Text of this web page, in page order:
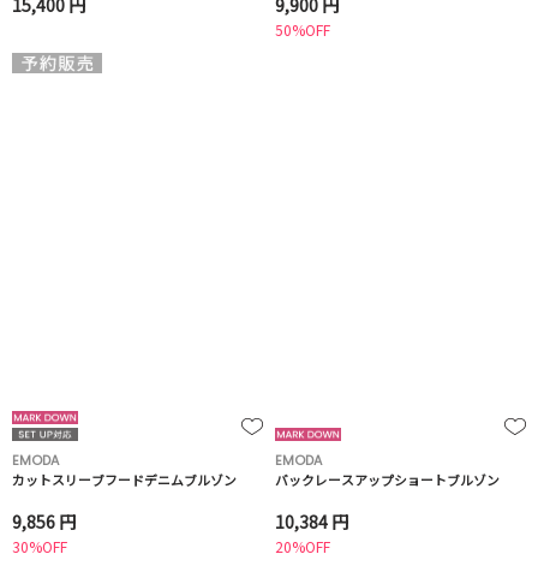
15,400 円 9,900 円
50%OFF
EMODA
カットスリーブフードデニムブルゾン
9,856 円
30%OFF
EMODA
バックレースアップショートブルゾン
10,384 円
20%OFF